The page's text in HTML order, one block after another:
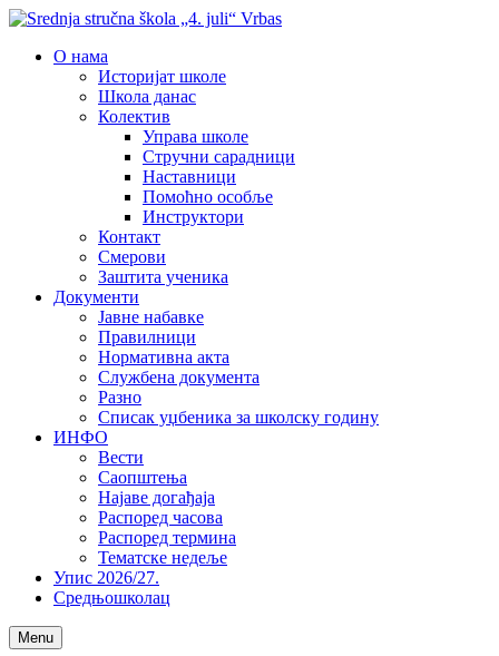
О нама
Историјат школе
Школа данас
Колектив
Управа школе
Стручни сарадници
Наставници
Помоћно особље
Инструктори
Контакт
Смерови
Заштита ученика
Документи
Јавне набавке
Правилници
Нормативна акта
Службена документа
Разно
Списак уџбеника за школску годину
ИНФО
Вести
Саопштења
Најаве догађаја
Распоред часова
Распоред термина
Тематске недеље
Упис 2026/27.
Средњошколац
Menu